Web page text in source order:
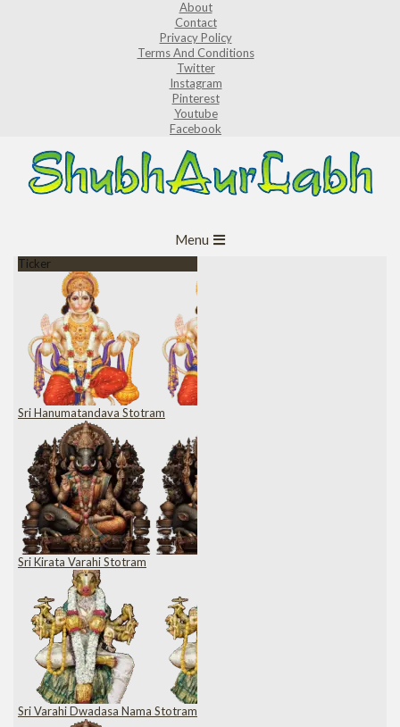
About
Contact
Privacy Policy
Terms And Conditions
Twitter
Instagram
Pinterest
Youtube
Facebook
Navigation
Menu
Ticker
Sri Hanumatandava Stotram
Sri Kirata Varahi Stotram
Sri Varahi Dwadasa Nama Stotram